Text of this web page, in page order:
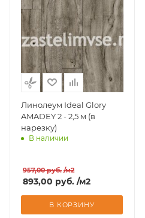
Линолеум Ideal Glory
AMADEY 2 - 2,5 м (в
нарезку)
В наличии
957,00 руб. /м2
893,00 руб. /м2
В КОРЗИНУ